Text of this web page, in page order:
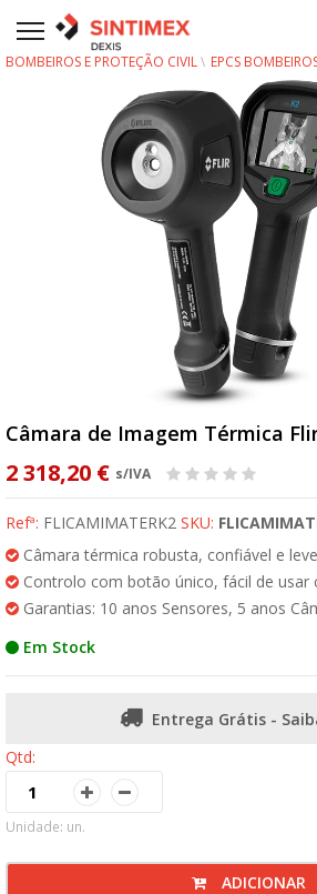
BOMBEIROS E PROTEÇÃO CIVIL EPCS
Câmara de Imagem Térmica
2 318,20 € s/IVA
Refª: FLICAMIMATERK2 SKU:
Câmara térmica robusta, confiável e
Controlo com botão único, fácil de usar
Garantias: 10 anos Sensores, 5 anos
Em Stock
Entrega Grátis -
Qtd:
Unidade: un.
ADICIONAR